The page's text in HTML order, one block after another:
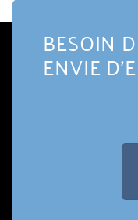
BESOIN
ENVIE